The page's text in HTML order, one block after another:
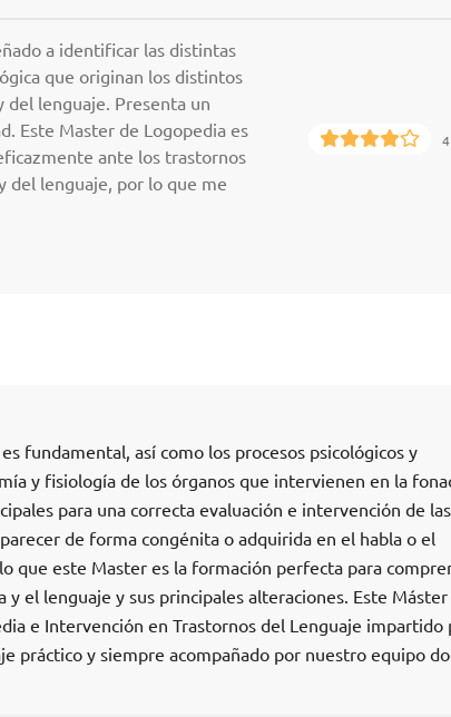
a identificar las distintas
que originan los distintos
del lenguaje. Presenta un
Este Master de Logopedia es
ante los trastornos
del lenguaje, por lo que me
4
fundamental, así como los procesos psicológicos y
y fisiología de los órganos que intervienen en la
para una correcta evaluación e intervención de las
de forma congénita o adquirida en el habla o el
que este Master es la formación perfecta para
y el lenguaje y sus principales alteraciones. Este Máster
e Intervención en Trastornos del Lenguaje impartido
práctico y siempre acompañado por nuestro equipo